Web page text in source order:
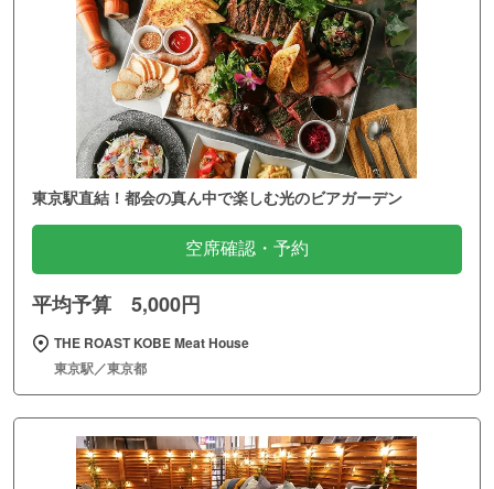
東京駅直結！都会の真ん中で楽しむ光のビアガーデン
空席確認・予約
平均予算 5,000円
THE ROAST KOBE Meat House
東京駅／東京都